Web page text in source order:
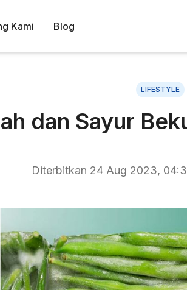
Kami Blog
LIFESTYLE
dan Sayur
Diterbitkan 24 Aug 2023,